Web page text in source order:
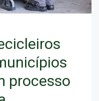
processo